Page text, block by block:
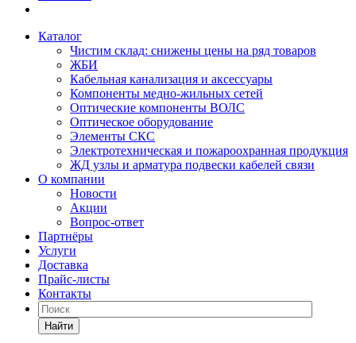
Каталог
Чистим склад: снижены цены на ряд товаров
ЖБИ
Кабельная канализация и аксессуары
Компоненты медно-жильных сетей
Оптические компоненты ВОЛС
Оптическое оборудование
Элементы СКС
Электротехническая и пожароохранная продукция
ЖД узлы и арматура подвески кабелей связи
О компании
Новости
Акции
Вопрос-ответ
Партнёры
Услуги
Доставка
Прайс-листы
Контакты
Найти